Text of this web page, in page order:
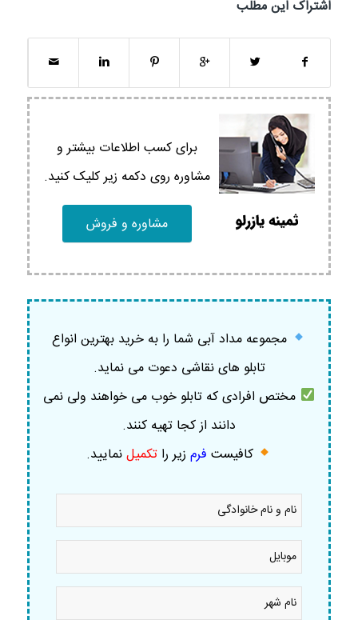
اشتراک این مطلب
برای کسب اطلاعات بیشتر و
مشاوره روی دکمه زیر کلیک کنید.
مشاوره و فروش
مجموعه مداد آبی شما را به خرید بهترین انواع
تابلو های نقاشی دعوت می نماید.
مختص افرادی که تابلو خوب می خواهند ولی نمی
دانند از کجا تهیه کنند.
کافیست فرم زیر را تکمیلنمایید.
نام
نام
خانوادگی
موبایل
نام
شهر *